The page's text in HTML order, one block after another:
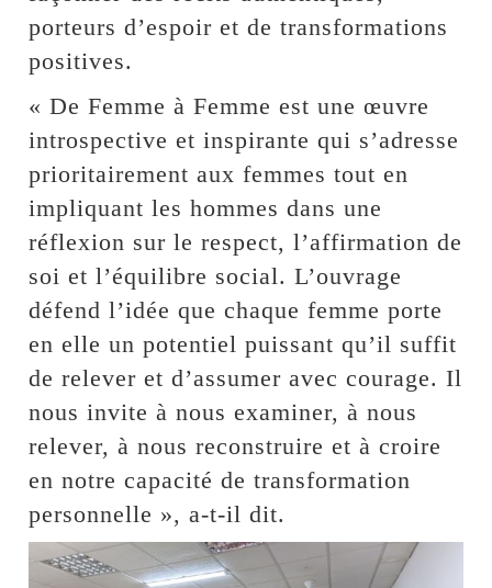
porteurs d’espoir et de transformations
positives.
« De Femme à Femme est une œuvre
introspective et inspirante qui s’adresse
prioritairement aux femmes tout en
impliquant les hommes dans une
réflexion sur le respect, l’affirmation de
soi et l’équilibre social. L’ouvrage
défend l’idée que chaque femme porte
en elle un potentiel puissant qu’il suffit
de relever et d’assumer avec courage. Il
nous invite à nous examiner, à nous
relever, à nous reconstruire et à croire
en notre capacité de transformation
personnelle », a-t-il dit.